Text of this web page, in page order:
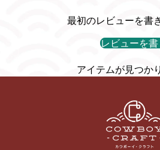
最初のレビューを書
レビューを
アイテムが見つか